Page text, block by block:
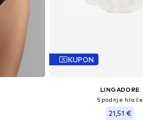
KUPON
LINGADORE
Spodnje hlače
21,51 €